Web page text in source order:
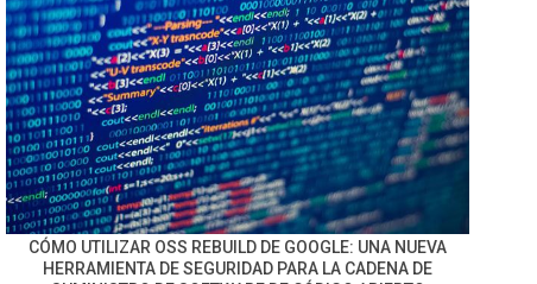
CÓMO UTILIZAR OSS REBUILD DE GOOGLE: UNA NUEVA
HERRAMIENTA DE SEGURIDAD PARA LA CADENA DE